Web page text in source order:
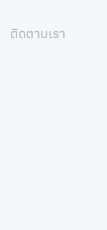
ติดตามเรา